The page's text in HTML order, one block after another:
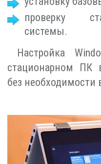
проверку
системы.
Настройка
стационарном ПК
без необходимости